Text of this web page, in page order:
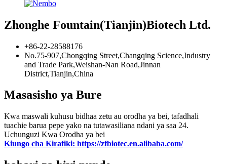
Zhonghe Fountain(Tianjin)Biotech Ltd.
+86-22-28588176
No.75-907,Chongqing Street,Changqing Science,Industry
and Trade Park,Weishan-Nan Road,Jinnan
District,Tianjin,China
Masasisho ya Bure
Kwa maswali kuhusu bidhaa zetu au orodha ya bei, tafadhali
tuachie barua pepe yako na tutawasiliana ndani ya saa 24.
Uchunguzi Kwa Orodha ya bei
Kiungo cha Kirafiki: https://zfbiotec.en.alibaba.com/